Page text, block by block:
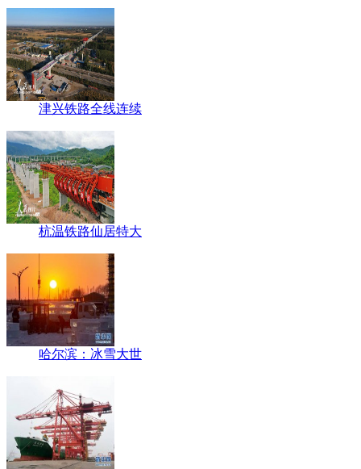
津兴铁路全线连续
杭温铁路仙居特大
哈尔滨：冰雪大世